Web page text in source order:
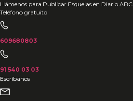
Ir
al
contenido
Llámenos para Publicar Esquelas en Diario ABC
Teléfono gratuito
609680803
91 540 03 03
Escríbanos